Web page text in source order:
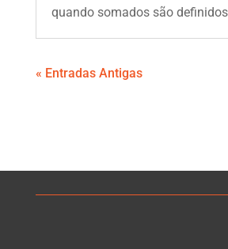
quando somados são
« Entradas Antigas